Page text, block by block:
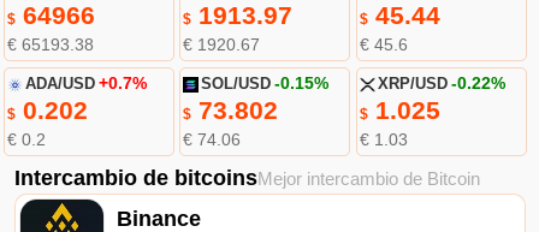
$64966
€ 65193.38
$ 1913.97
€ 1920.67
$45.44
€ 45.6
ADA/USD +0.7%
$0.202
€ 0.2
SOL/USD -0.15%
$ 73.802
€ 74.06
XRP/USD -0.22%
$1.025
€ 1.03
Intercambio de bitcoinsMejor intercambio de Bitcoin
Binance